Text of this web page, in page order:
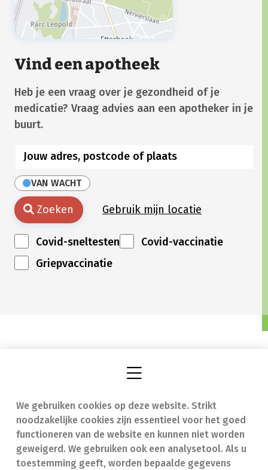
We gebruiken cookies op deze website. Strikt
noodzakelijke cookies zijn essentieel voor het goed
functioneren van de website en kunnen niet worden
geweigerd. We gebruiken ook een analysetool. Als u
toestemming geeft, worden bepaalde gegevens
Vind een apotheek
Heb je een vraag over je gezondheid of je
medicatie? Vraag advies aan een apotheker in je
buurt.
VAN WACHT
Zoeken Gebruik mijn locatie
Covid-sneltesten
Covid-vaccinatie
Griepvaccinatie
Vind een apotheek
Onze expertise
Ziekten
In geval van nood
Contact
Veelgestelde vragen